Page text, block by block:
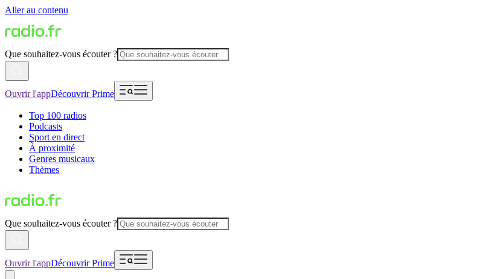
Aller au contenu
Que souhaitez-vous écouter ?
Ouvrir l'appDécouvrir Prime
Top 100 radios
Podcasts
Sport en direct
À proximité
Genres musicaux
Thèmes
Que souhaitez-vous écouter ?
Ouvrir l'appDécouvrir Prime